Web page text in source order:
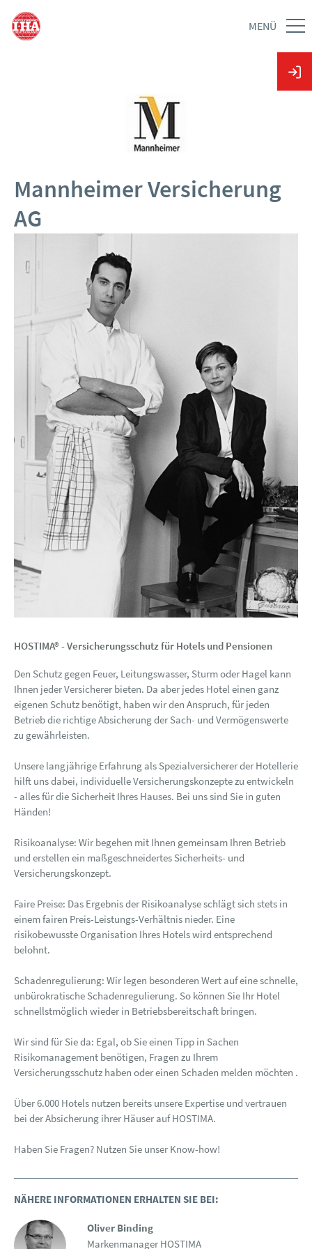
MENÜ
Mannheimer Versicherung
AG
HOSTIMA® - Versicherungsschutz für Hotels und Pensionen
Den Schutz gegen Feuer, Leitungswasser, Sturm oder Hagel kann
Ihnen jeder Versicherer bieten. Da aber jedes Hotel einen ganz
eigenen Schutz benötigt, haben wir den Anspruch, für jeden
Betrieb die richtige Absicherung der Sach- und Vermögenswerte
zu gewährleisten.
Unsere langjährige Erfahrung als Spezialversicherer der Hotellerie
hilft uns dabei, individuelle Versicherungskonzepte zu entwickeln
- alles für die Sicherheit Ihres Hauses. Bei uns sind Sie in guten
Händen!
Risikoanalyse: Wir begehen mit Ihnen gemeinsam Ihren Betrieb
und erstellen ein maßgeschneidertes Sicherheits- und
Versicherungskonzept.
Faire Preise: Das Ergebnis der Risikoanalyse schlägt sich stets in
einem fairen Preis-Leistungs-Verhältnis nieder. Eine
risikobewusste Organisation Ihres Hotels wird entsprechend
belohnt.
Schadenregulierung: Wir legen besonderen Wert auf eine schnelle,
unbürokratische Schadenregulierung. So können Sie Ihr Hotel
schnellstmöglich wieder in Betriebsbereitschaft bringen.
Wir sind für Sie da: Egal, ob Sie einen Tipp in Sachen
Risikomanagement benötigen, Fragen zu Ihrem
Versicherungsschutz haben oder einen Schaden melden möchten .
Über 6.000 Hotels nutzen bereits unsere Expertise und vertrauen
bei der Absicherung ihrer Häuser auf HOSTIMA.
Haben Sie Fragen? Nutzen Sie unser Know-how!
NÄHERE INFORMATIONEN ERHALTEN SIE BEI:
Oliver Binding
Markenmanager HOSTIMA